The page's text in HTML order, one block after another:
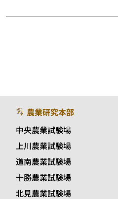
農業研究本部
中央農業試験場
上川農業試験場
道南農業試験場
十勝農業試験場
北見農業試験場